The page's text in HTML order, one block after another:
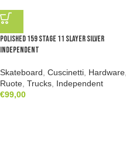
Polished 159 Stage 11 Slayer Silver
Independent
Skateboard Cuscinetti Hardware
Ruote Trucks Independent
€99,00